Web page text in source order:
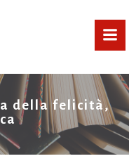
della felicità,